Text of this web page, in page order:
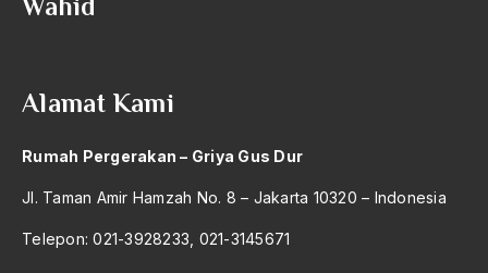
Anti Klimak
António de Oliveira Salazar
Alamat Kami
Rumah Pergerakan – Griya Gus Dur
Jl. Taman Amir Hamzah No. 8 – Jakarta 10320 – Indonesia
Telepon: 021-3928233, 021-3145671